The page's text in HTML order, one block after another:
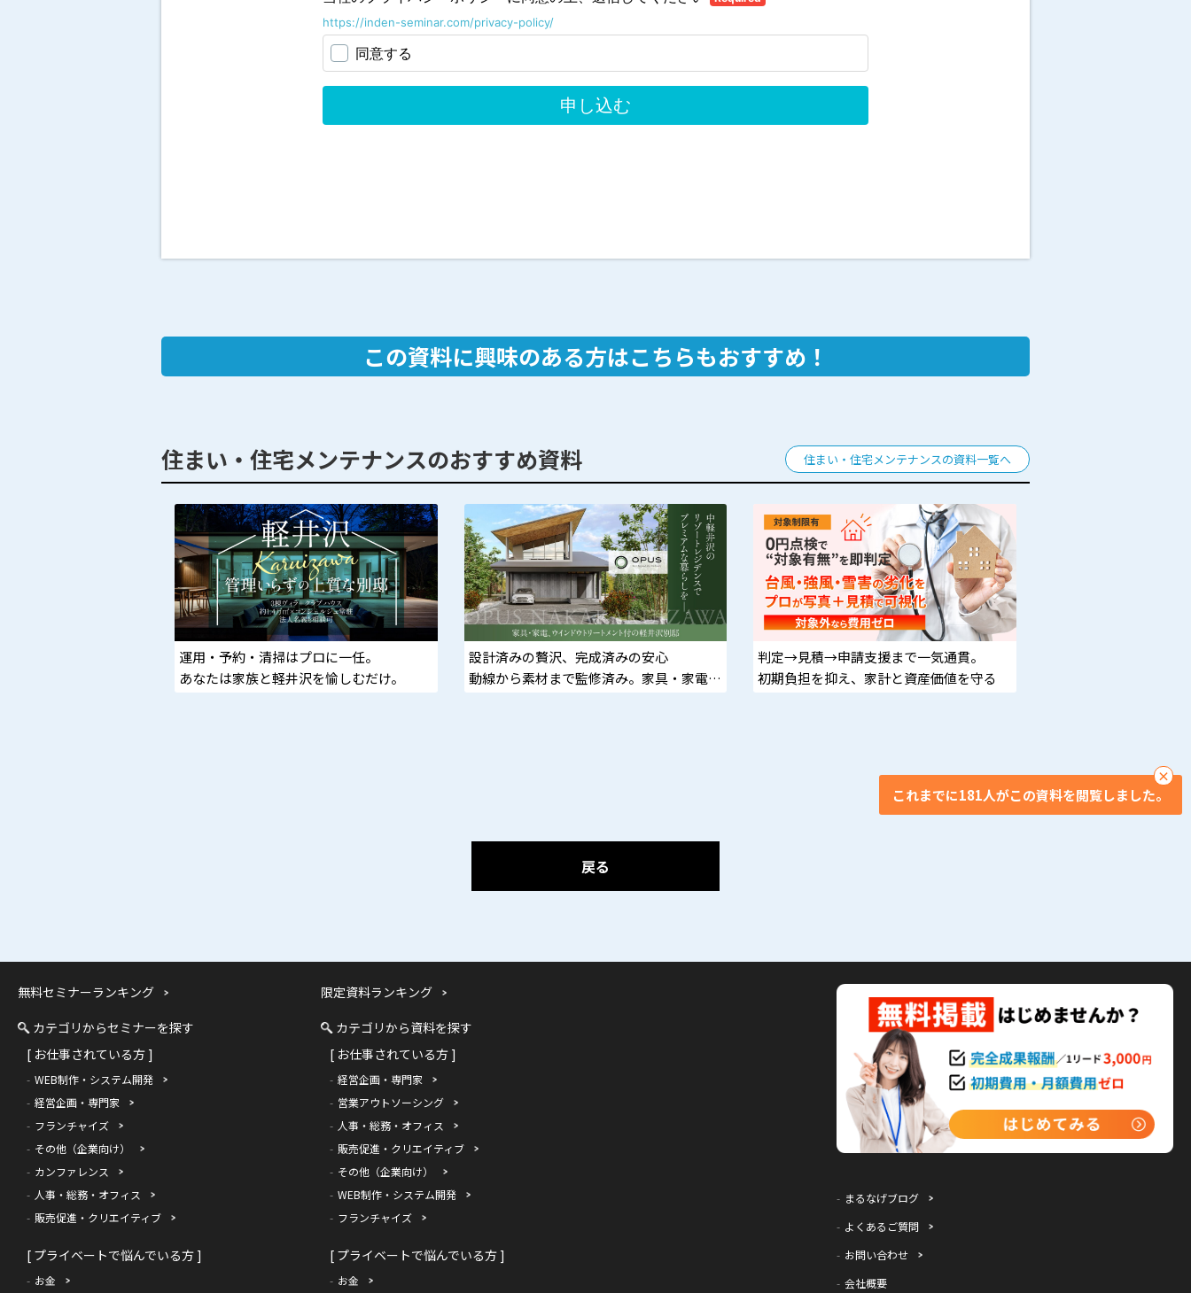
この資料に興味のある方はこちらもおすすめ！
住まい・住宅メンテナンスのおすすめ資料 住まい・住宅メンテナンスの資料一覧へ
運用・予約・清掃はプロに一任。
あなたは家族と軽井沢を愉しむだけ。
設計済みの贅沢、完成済みの安心
動線から素材まで監修済み。家具・家電・
判定→見積→申請支援まで一気通貫。
初期負担を抑え、家計と資産価値を守る
×
これまでに181人がこの資料を閲覧しました。
戻る
無料セミナーランキング
カテゴリからセミナーを探す
[ お仕事されている方 ]
WEB制作・システム開発
経営企画・専門家
フランチャイズ
その他（企業向け）
カンファレンス
人事・総務・オフィス
販売促進・クリエイティブ
[ プライベートで悩んでいる方 ]
お金
限定資料ランキング
カテゴリから資料を探す
[ お仕事されている方 ]
経営企画・専門家
営業アウトソーシング
人事・総務・オフィス
販売促進・クリエイティブ
その他（企業向け）
WEB制作・システム開発
フランチャイズ
[ プライベートで悩んでいる方 ]
お金
まるなげブログ
よくあるご質問
お問い合わせ
会社概要